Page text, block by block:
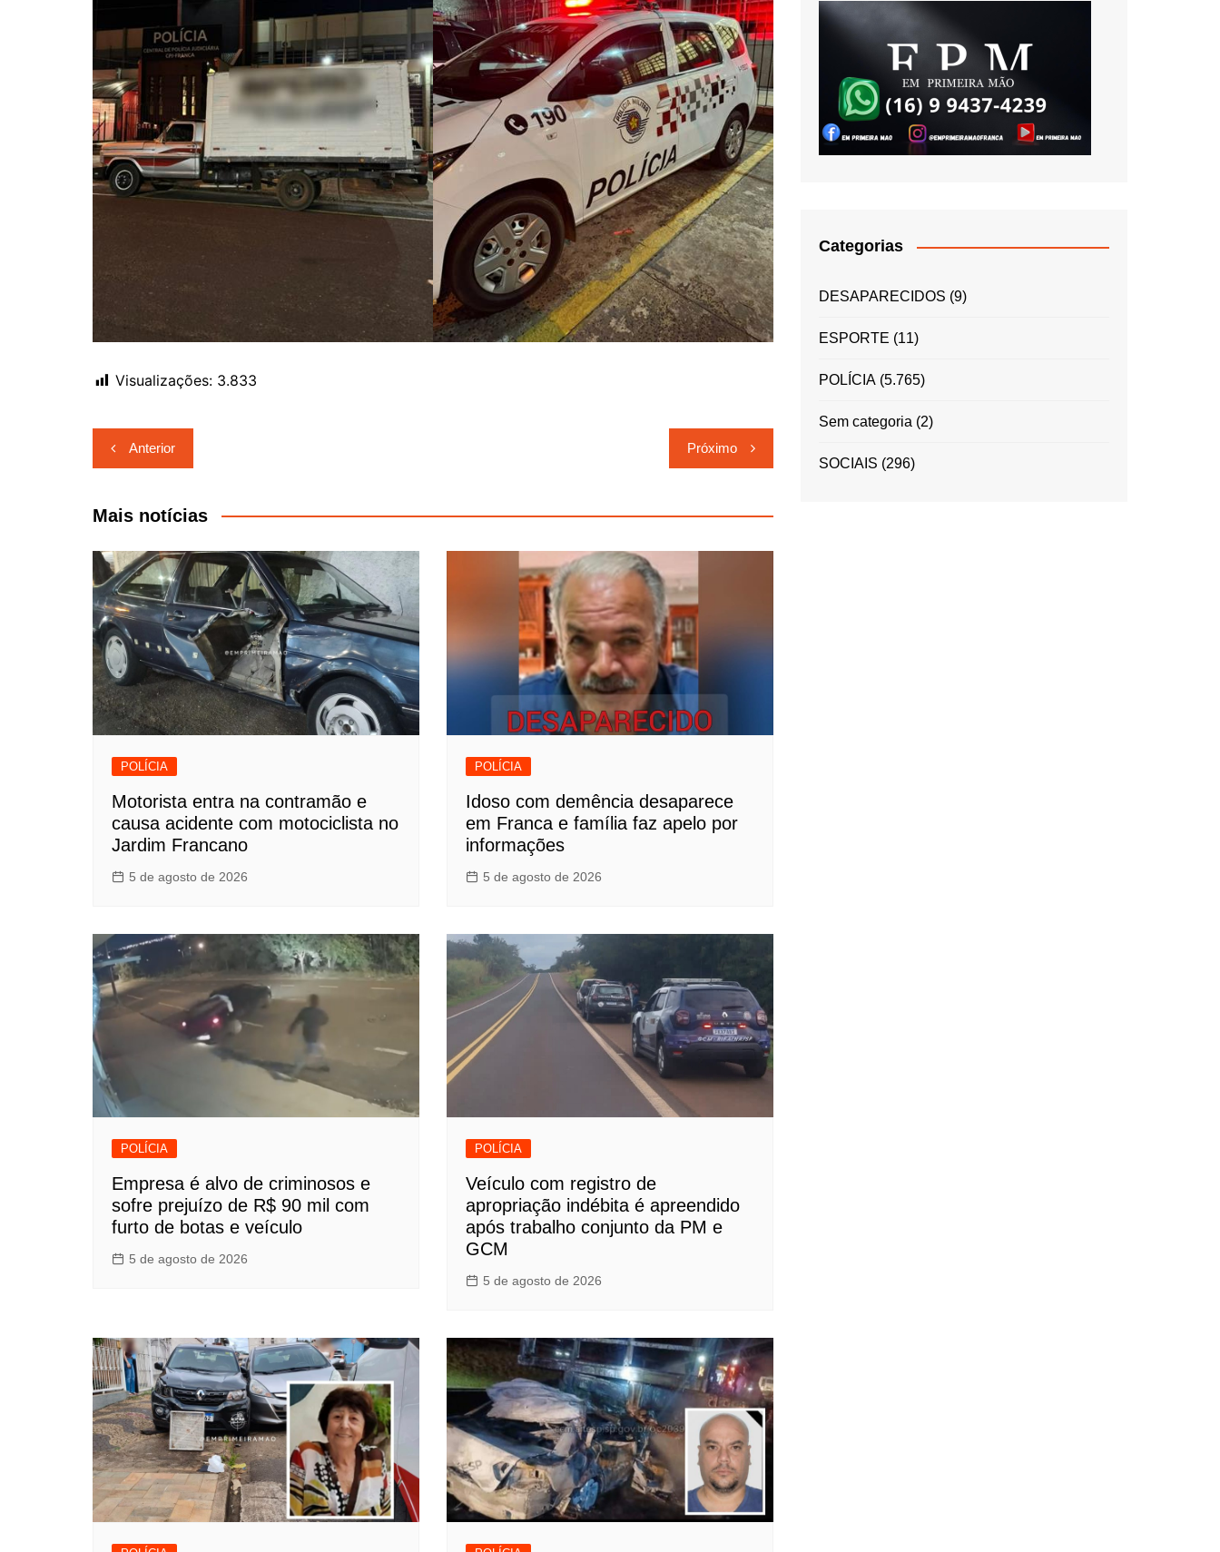
Visualizações: 3.833
Navegação
de
Post
Anterior Próximo
Mais notícias
POLÍCIA
Motorista entra na contramão e
causa acidente com motociclista no
Jardim Francano
5 de agosto de 2026
POLÍCIA
Idoso com demência desaparece
em Franca e família faz apelo por
informações
5 de agosto de 2026
POLÍCIA
Empresa é alvo de criminosos e
sofre prejuízo de R$ 90 mil com
furto de botas e veículo
5 de agosto de 2026
POLÍCIA
Veículo com registro de
apropriação indébita é apreendido
após trabalho conjunto da PM e
GCM
5 de agosto de 2026
Categorias
DESAPARECIDOS (9)
ESPORTE (11)
POLÍCIA (5.765)
Sem categoria (2)
SOCIAIS (296)